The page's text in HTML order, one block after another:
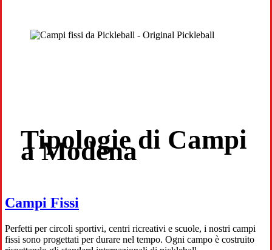
Tipologie di Campi
a Modena
Campi Fissi
Perfetti per circoli sportivi, centri ricreativi e scuole, i nostri campi
fissi sono progettati per durare nel tempo. Ogni campo è costruito